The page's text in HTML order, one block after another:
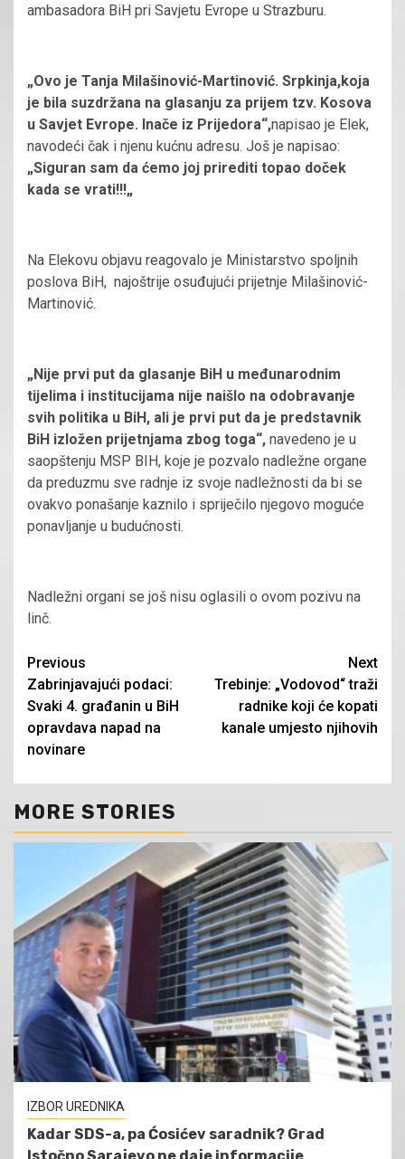
ambasadora BiH pri Savjetu Evrope u Strazburu.
„Ovo je Tanja Milašinović-Martinović. Srpkinja,koja
je bila suzdržana na glasanju za prijem tzv. Kosova
u Savjet Evrope. Inače iz Prijedora“,napisao je Elek,
navodeći čak i njenu kućnu adresu. Još je napisao:
„Siguran sam da ćemo joj prirediti topao doček
kada se vrati!!!„
Na Elekovu objavu reagovalo je Ministarstvo spoljnih
poslova BiH, najoštrije osuđujući prijetnje Milašinović-
Martinović.
„Nije prvi put da glasanje BiH u međunarodnim
tijelima i institucijama nije naišlo na odobravanje
svih politika u BiH, ali je prvi put da je predstavnik
BiH izložen prijetnjama zbog toga“, navedeno je u
saopštenju MSP BIH, koje je pozvalo nadležne organe
da preduzmu sve radnje iz svoje nadležnosti da bi se
ovakvo ponašanje kaznilo i spriječilo njegovo moguće
ponavljanje u budućnosti.
Nadležni organi se još nisu oglasili o ovom pozivu na
linč.
Continue
Reading
Previous
Zabrinjavajući podaci:
Svaki 4. građanin u BiH
opravdava napad na
novinare
Next
Trebinje: „Vodovod“ traži
radnike koji će kopati
kanale umjesto njihovih
MORE STORIES
IZBOR UREDNIKA
Kadar SDS-a, pa Ćosićev saradnik? Grad
Istočno Sarajevo ne daje informacije